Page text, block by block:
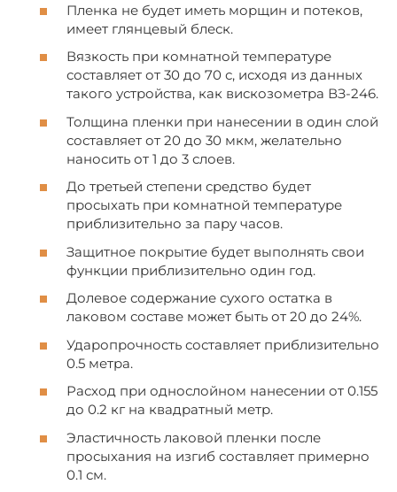
Пленка не будет иметь морщин и потеков,
имеет глянцевый блеск.
Вязкость при комнатной температуре
составляет от 30 до 70 с, исходя из данных
такого устройства, как вискозометра ВЗ-246.
Толщина пленки при нанесении в один слой
составляет от 20 до 30 мкм, желательно
наносить от 1 до 3 слоев.
До третьей степени средство будет
просыхать при комнатной температуре
приблизительно за пару часов.
Защитное покрытие будет выполнять свои
функции приблизительно один год.
Долевое содержание сухого остатка в
лаковом составе может быть от 20 до 24%.
Ударопрочность составляет приблизительно
0.5 метра.
Расход при однослойном нанесении от 0.155
до 0.2 кг на квадратный метр.
Эластичность лаковой пленки после
просыхания на изгиб составляет примерно
0.1 см.